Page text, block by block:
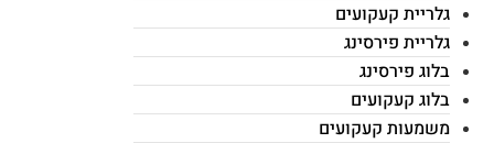
גלריית קעקועים
גלריית פירסינג
בלוג פירסינג
בלוג קעקועים
משמעות קעקועים